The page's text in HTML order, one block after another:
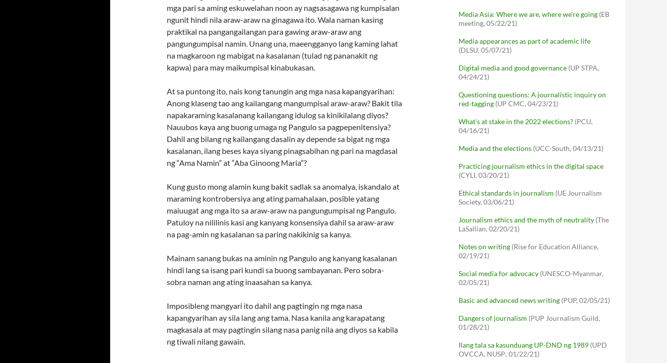
mga pari sa aming eskuwelahan noon ay nagsasagawa ng kumpisalan
ngunit hindi nila araw-araw na ginagawa ito. Wala naman kasing
praktikal na pangangailangan para gawing araw-araw ang
pangungumpisal namin. Unang una, maeengganyo lang kaming lahat
na magkaroon ng mabigat na kasalanan (tulad ng pananakit ng
kapwa) para may maikumpisal kinabukasan.
At sa puntong ito, nais kong tanungin ang mga nasa kapangyarihan:
Anong klaseng tao ang kailangang mangumpisal araw-araw? Bakit tila
napakaraming kasalanang kailangang idulog sa kinikilalang diyos?
Nauubos kaya ang buong umaga ng Pangulo sa pagpepenitensiya?
Dahil ang bilang ng kailangang dasalin ay depende sa bigat ng mga
kasalanan, ilang beses kaya siyang pinagsabihan ng pari na magdasal
ng “Ama Namin” at “Aba Ginoong Maria”?
Kung gusto mong alamin kung bakit sadlak sa anomalya, iskandalo at
maraming kontrobersiya ang ating pamahalaan, posible yatang
maiuugat ang mga ito sa araw-araw na pangungumpisal ng Pangulo.
Patuloy na nililinis kasi ang kanyang konsensiya dahil sa araw-araw
na pag-amin ng kasalanan sa paring nakikinig sa kanya.
Mainam sanang bukas na aminin ng Pangulo ang kanyang kasalanan
hindi lang sa isang pari kundi sa buong sambayanan. Pero sobra-
sobra naman ang ating inaasahan sa kanya.
Imposibleng mangyari ito dahil ang pagtingin ng mga nasa
kapangyarihan ay sila lang ang tama. Nasa kanila ang karapatang
magkasala at may pagtingin silang nasa panig nila ang diyos sa kabila
ng tiwali nilang gawain.
Media Asia: Where we are, where we're going (EB
meeting, 05/22/21)
Media appearances as part of academic life
(DLSU, 05/07/21)
Digital media and good governance (UP STPA,
04/24/21)
Questioning questions: A journalistic inquiry on
red-tagging (UP CMC, 04/23/21)
What's at stake in the 2022 elections? (PCU,
04/16/21)
Media and the elections (UCC-South, 04/13/21)
Practicing journalism ethics in the digital space
(CYLI, 03/20/21)
Ethical standards in journalism (UE Journalism
Society, 03/06/21)
Journalism ethics and the myth of neutrality (The
LaSallian, 02/20/21)
Notes on writing (Rise for Education Alliance,
02/19/21)
Social media for advocacy (UNESCO-Myanmar,
02/05/21)
Basic and advanced news writing (PUP, 02/05/21)
Dangers of journalism (PUP Journalism Guild,
01/28/21)
Ilang tala sa kasunduang UP-DND ng 1989 (UPD
OVCCA, NUSP; 01/22/21)